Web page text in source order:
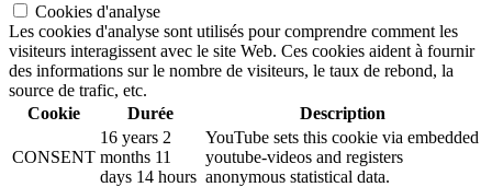
Cookies d'analyse
Les cookies d'analyse sont utilisés pour comprendre comment les
visiteurs interagissent avec le site Web. Ces cookies aident à fournir
des informations sur le nombre de visiteurs, le taux de rebond, la
source de trafic, etc.
Cookie
Durée Description
CONSENT
16 years 2
months 11
days 14 hours
YouTube sets this cookie via embedded
youtube-videos and registers
anonymous statistical data.